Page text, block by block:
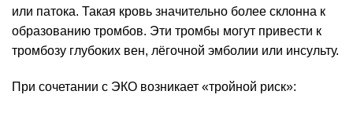
или патока. Такая кровь значительно более склонна к
образованию тромбов. Эти тромбы могут привести к
тромбозу глубоких вен, лёгочной эмболии или инсульту.
При сочетании с ЭКО возникает «тройной риск»: